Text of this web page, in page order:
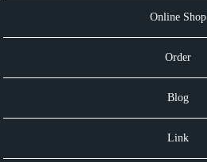
Online Shop
Order
Blog
Link